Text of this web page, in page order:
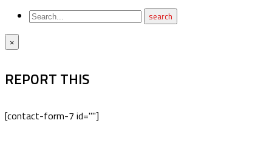
×
REPORT THIS
[contact-form-7 id=""]